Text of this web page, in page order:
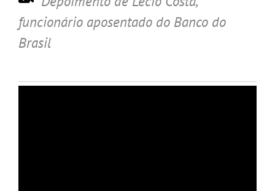
funcionário aposentado do Banco do
Brasil